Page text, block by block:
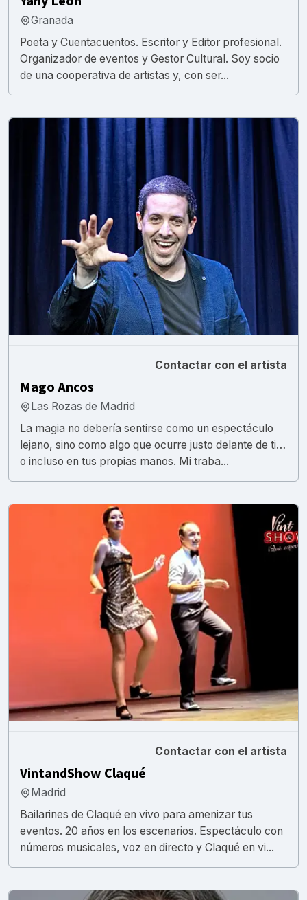
Granada
Poeta y Cuentacuentos. Escritor y Editor profesional.
Organizador de eventos y Gestor Cultural. Soy socio
de una cooperativa de artistas y, con ser...
Contactar con el artista
Mago Ancos
Las Rozas de Madrid
La magia no debería sentirse como un espectáculo
lejano, sino como algo que ocurre justo delante de ti…
o incluso en tus propias manos. Mi traba...
Contactar con el artista
VintandShow Claqué
Madrid
Bailarines de Claqué en vivo para amenizar tus
eventos. 20 años en los escenarios. Espectáculo con
números musicales, voz en directo y Claqué en vi...